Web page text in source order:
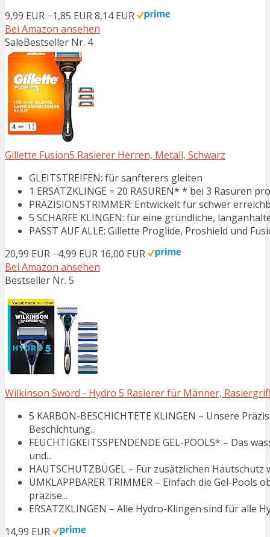
9,99 EUR −1,85 EUR8,14 EUR
Bei Amazon ansehen
SaleBestseller Nr. 4
Gillette Fusion5 Rasierer Herren, Metall, Schwarz
GLEITSTREIFEN: für sanfterers gleiten
1 ERSATZKLINGE = 20 RASUREN* * bei 3 Rasuren
PRÄZISIONSTRIMMER: Entwickelt für schwer
5 SCHARFE KLINGEN: für eine gründliche,
PASST AUF ALLE: Gillette Proglide, Proshield und
20,99 EUR −4,99 EUR 16,00 EUR
Bei Amazon ansehen
Bestseller Nr. 5
Wilkinson Sword - Hydro 5 Rasierer für Männer,
5 KARBON-BESCHICHTETE KLINGEN – Unsere
Beschichtung...
FEUCHTIGKEITSSPENDENDE GEL-POOLS* – Das
und...
HAUTSCHUTZBÜGEL – Für zusätzlichen
UMKLAPPBARER TRIMMER – Einfach die Gel-
präzise...
ERSATZKLINGEN – Alle Hydro-Klingen sind für alle
14,99 EUR